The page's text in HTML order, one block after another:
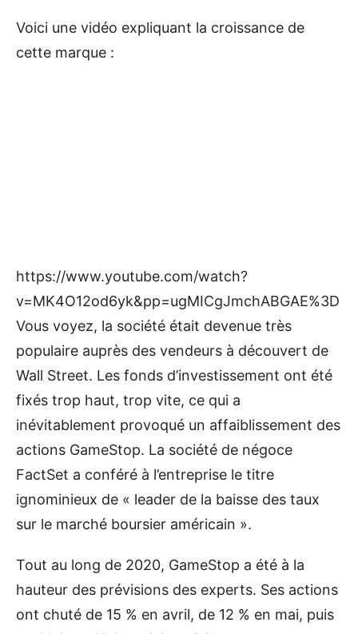
Voici une vidéo expliquant la croissance de
cette marque :
https://www.youtube.com/watch?
v=MK4O12od6yk&pp=ugMICgJmchABGAE%3D
Vous voyez, la société était devenue très
populaire auprès des vendeurs à découvert de
Wall Street. Les fonds d’investissement ont été
fixés trop haut, trop vite, ce qui a
inévitablement provoqué un affaiblissement des
actions GameStop. La société de négoce
FactSet a conféré à l’entreprise le titre
ignominieux de « leader de la baisse des taux
sur le marché boursier américain ».
Tout au long de 2020, GameStop a été à la
hauteur des prévisions des experts. Ses actions
ont chuté de 15 % en avril, de 12 % en mai, puis